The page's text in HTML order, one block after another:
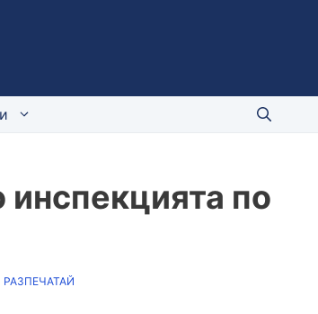
по
РАЗПЕЧАТАЙ